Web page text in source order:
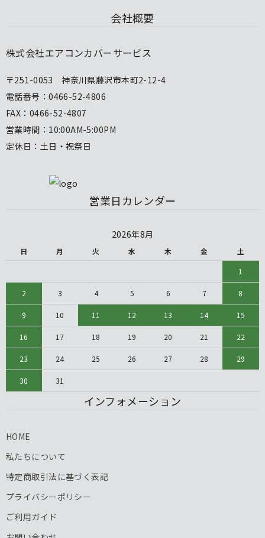
会社概要
株式会社エアコンカバーサービス
〒251-0053 神奈川県藤沢市本町2-12-4
電話番号：0466-52-4806
FAX：0466-52-4807
営業時間：10:00AM-5:00PM
定休日：土日・祝祭日
営業日カレンダー
2026年8月
日 月 火 水 木 金
土
1
2 3 4 5 6 7 8
9 10 11 12 13 14 15
16 17 18 19 20 21 22
23 24 25 26 27 28 29
30 31
インフォメーション
HOME
私たちについて
特定商取引法に基づく表記
プライバシーポリシー
ご利用ガイド